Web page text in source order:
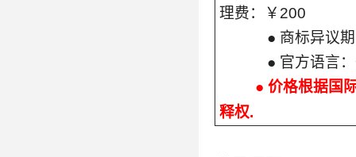
理费：￥200
● 商标异议期
● 官方语言
● 价格根据国际
释权.